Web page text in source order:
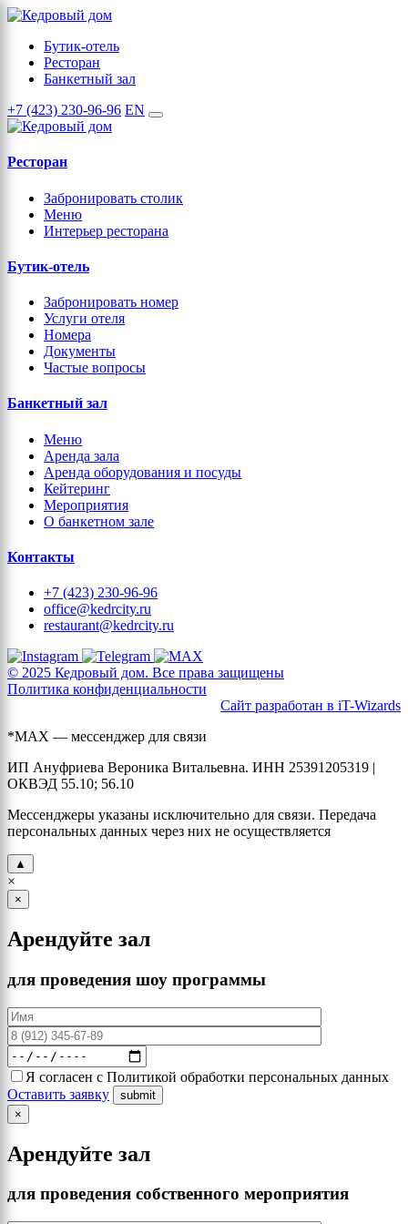
Бутик-отель
Ресторан
Банкетный зал
+7 (423) 230-96-96 EN
Ресторан
Забронировать столик
Меню
Интерьер ресторана
Бутик-отель
Забронировать номер
Услуги отеля
Номера
Документы
Частые вопросы
Банкетный зал
Меню
Аренда зала
Аренда оборудования и посуды
Кейтеринг
Мероприятия
О банкетном зале
Контакты
+7 (423) 230-96-96
office@kedrcity.ru
restaurant@kedrcity.ru
© 2025 Кедровый дом. Все права защищены
Политика конфиденциальности
Сайт разработан в iT-Wizards
*MAX — мессенджер для связи
ИП Ануфриева Вероника Витальевна. ИНН 25391205319 |
ОКВЭД 55.10; 56.10
Мессенджеры указаны исключительно для связи. Передача
персональных данных через них не осуществляется
▲
×
×
Арендуйте зал
для проведения шоу программы
Я согласен с Политикой обработки персональных данных
Оставить заявку
×
Арендуйте зал
для проведения собственного мероприятия